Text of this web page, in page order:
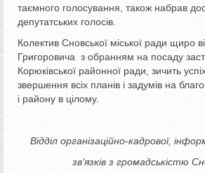
таємного голосування, також набрав
депутатських голосів.
Колектив Сновської міської ради щиро
Григоровича з обранням на посаду
Корюківської районної ради, зичить
звершення всіх планів і задумів на
і району в цілому.
Відділ організаційно-кадрової,
зв’язків з громадськістю